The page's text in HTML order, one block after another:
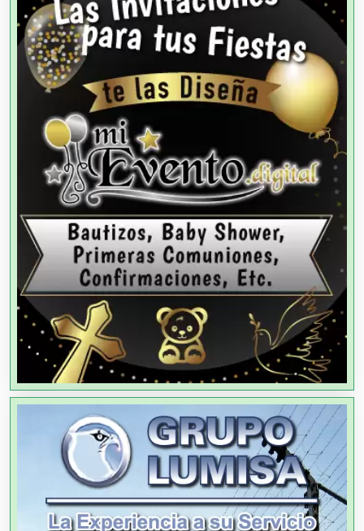
Agricultura y Ganadería
Agua Purificada
Aire Acondicionado
Alarmas
Albercas
Alimentos
Almacenaje
Alquiler de Autos
Alquiler de Equipos para Fiestas